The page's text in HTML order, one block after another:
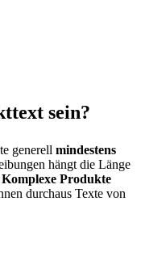
sein?
generell mindestens
hängt die Länge
Komplexe Produkte
durchaus Texte von